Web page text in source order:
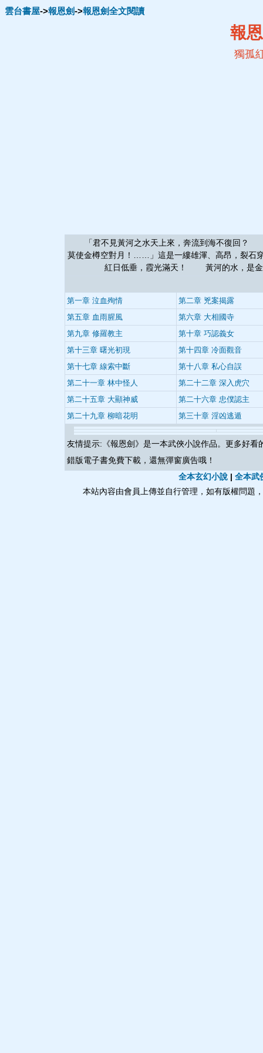
雲台書屋->報恩劍->報恩劍全文閱讀
報
獨孤
「君不見黃河之水天上來，奔流到海不復回？
莫使金樽空對月！……」這是一縷雄渾、高昂，
紅日低垂，霞光滿天！ 黃河的水，是
第一章 泣血殉情
第二章 兇案揭露
第五章 血雨腥風
第六章 大相國寺
第九章 修羅教主
第十章 巧認義女
第十三章 曙光初現
第十四章 冷面觀音
第十七章 線索中斷
第十八章 私心自誤
第二十一章 林中怪人
第二十二章 深入虎穴
第二十五章 大顯神威
第二十六章 忠僕認主
第二十九章 柳暗花明
第三十章 淫凶逃遁
友情提示:《報恩劍》是一本武俠小說作品。更多好看
錯版電子書免費下載，還無彈窗廣告哦！
全本玄幻小說 | 全本武
本站內容由會員上傳並自行管理，如有版權問題